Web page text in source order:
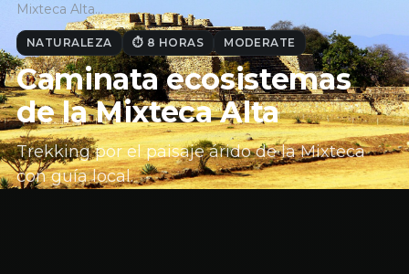
Mixteca Alta…
NATURALEZA ⏱ 8 HORAS MODERATE
Caminata ecosistemas
de la Mixteca Alta
Trekking por el paisaje árido de la Mixteca
con guía local.